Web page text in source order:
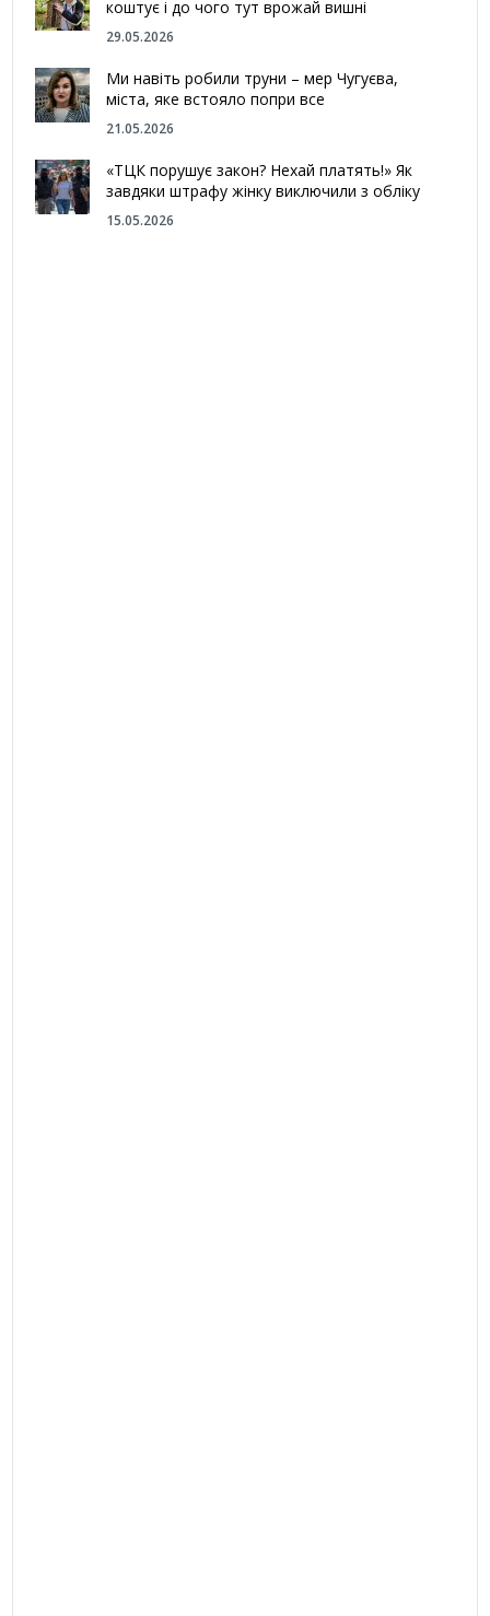
коштує і до чого тут врожай вишні
29.05.2026
Ми навіть робили труни – мер Чугуєва,
міста, яке встояло попри все
21.05.2026
«ТЦК порушує закон? Нехай платять!» Як
завдяки штрафу жінку виключили з обліку
15.05.2026